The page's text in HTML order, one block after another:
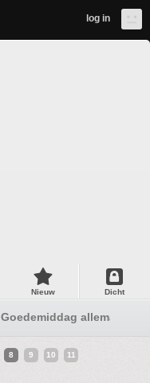
log in
Nieuw Dicht
Goedemiddag allemaal :W
8 9 10 11